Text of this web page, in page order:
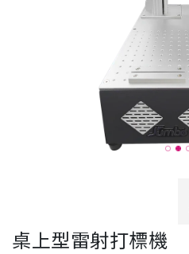
桌上型雷射打標機